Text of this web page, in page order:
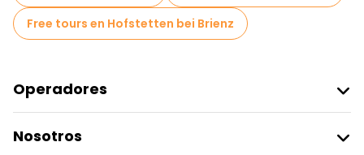
Free tours en Hofstetten bei Brienz
Operadores
Acceder Como Proveedor
Nosotros